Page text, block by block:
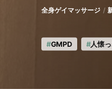
の
の
の
全身ゲイマッサージ
GMPD 人懐